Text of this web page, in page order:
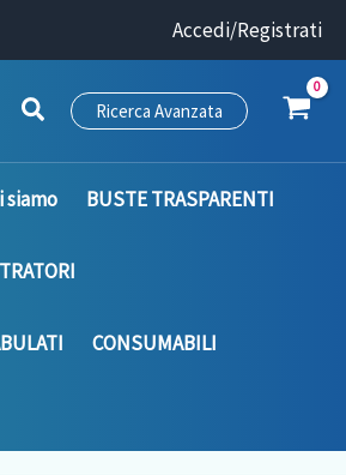
Accedi/Registrati
Ricerca Avanzata
siamo BUSTE TRASPARENTI
CONSUMABILI